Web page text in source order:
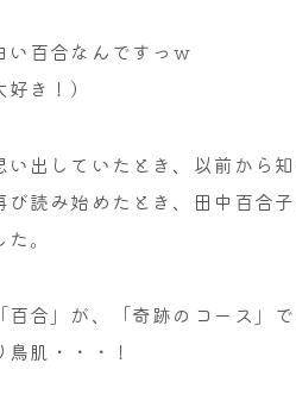
百合なんですっｗ
き！）
い出していたとき、以前から
読み始めたとき、田中百合
。
合」が、「奇跡のコース」
肌・・・！